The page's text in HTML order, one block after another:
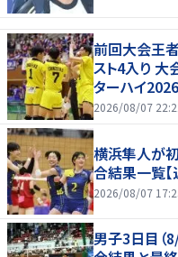
前回大会王
スト4入り 大
ターハイ2026
2026/08/07
横浜隼人が
合結果一覧【
2026/08/07
男子3日目（